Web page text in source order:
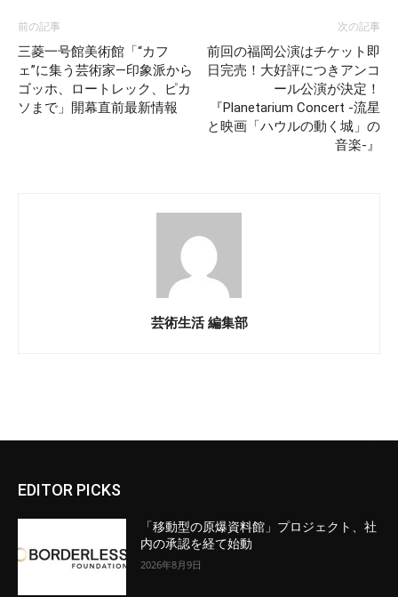
前の記事
三菱一号館美術館「“カフ
ェ”に集う芸術家―印象派から
ゴッホ、ロートレック、ピカ
ソまで」開幕直前最新情報
次の記事
前回の福岡公演はチケット即
日完売！大好評につきアンコ
ール公演が決定！
『Planetarium Concert -流星
と映画「ハウルの動く城」の
音楽-』
芸術生活 編集部
EDITOR PICKS
「移動型の原爆資料館」プロジェクト、社
内の承認を経て始動
2026年8月9日